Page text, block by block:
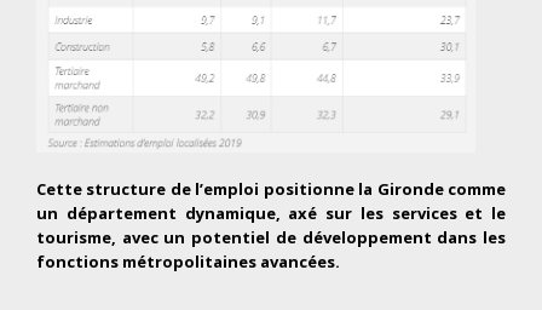
Cette structure de l’emploi positionne la Gironde comme
un département dynamique, axé sur les services et le
tourisme, avec un potentiel de développement dans les
fonctions métropolitaines avancées.